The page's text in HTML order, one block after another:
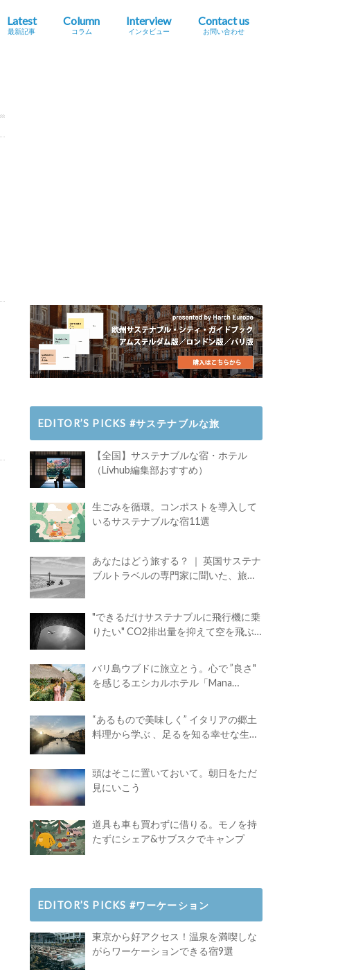
Latest
最新記事
Column
コラム
Interview
インタビュー
Contact us
お問い合わせ
EDITOR’S PICKS #サステナブルな旅
【全国】サステナブルな宿・ホテル
（Livhub編集部おすすめ）
生ごみを循環。コンポストを導入して
いるサステナブルな宿11選
あなたはどう旅する？ ｜ 英国サステナ
ブルトラベルの専門家に聞いた、旅の
"できるだけサステナブルに飛行機に乗
りたい" CO2排出量を抑えて空を飛ぶ
バリ島ウブドに旅立とう。心で ”良さ"
を感じるエシカルホテル「Mana
“あるもので美味しく” イタリアの郷土
料理から学ぶ 、足るを知る幸せな生き
頭はそこに置いておいて。朝日をただ
見にいこう
道具も車も買わずに借りる。モノを持
たずにシェア&サブスクでキャンプ
EDITOR’S PICKS #ワーケーション
東京から好アクセス！温泉を満喫しな
がらワーケーションできる宿9選